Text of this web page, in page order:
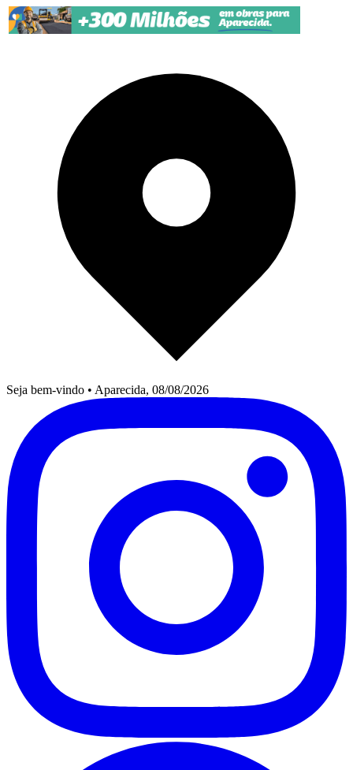
Pular para o conteúdo
Seja bem-vindo • Aparecida, 08/08/2026